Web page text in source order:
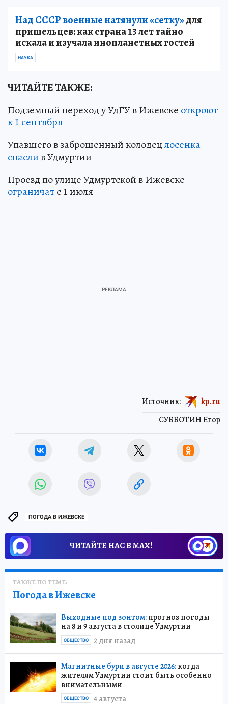
Над СССР военные натянули «сетку»для
пришельцев: как страна 13 лет тайно
искала и изучала инопланетных гостей
НАУКА
ЧИТАЙТЕ ТАКЖЕ:
Подземный переход у УдГУ в Ижевске откроют
к 1 сентября
Упавшего в заброшенный колодецлосенка
спаслив Удмуртии
Проезд по улице Удмуртской в Ижевске
ограничатс 1 июля
СУББОТИН Егор
Источник: kp.ru
ПОГОДА В ИЖЕВСКЕ
ЧИТАЙТЕ НАС В МАХ!
ТАКЖЕ ПО ТЕМЕ:
Погода в Ижевске
Выходные под зонтом:прогноз погоды
на 8 и 9 августа в столице Удмуртии
2 дня назад
ОБЩЕСТВО
Магнитные бури в августе 2026:когда
жителям Удмуртии стоит быть особенно
внимательными
4 августа
ОБЩЕСТВО